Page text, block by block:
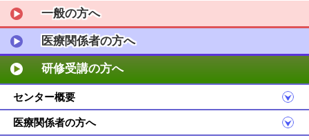
一般の方へ
医療関係者の方へ
研修受講の方へ
センター概要
医療関係者の方へ